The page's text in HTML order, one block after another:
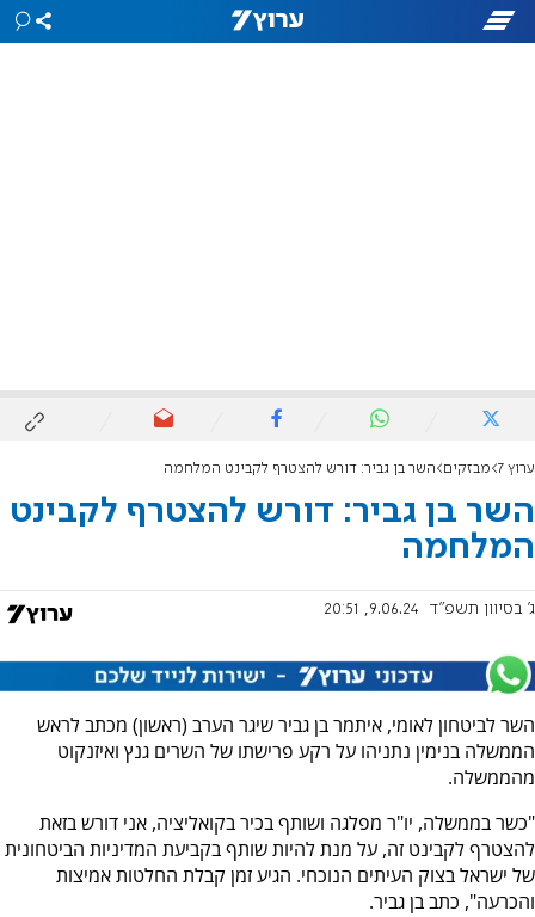
ערוץ 7 מבזקים השר בן גביר: דורש להצטרף לקבינט המלחמה
השר בן גביר: דורש להצטרף לקבינט
המלחמה
ג' בסיוון תשפ"ד 9.06.24, 20:51
השר לביטחון לאומי, איתמר בן גביר שיגר הערב (ראשון) מכתב לראש
הממשלה בנימין נתניהו על רקע פרישתו של השרים גנץ ואיזנקוט
מהממשלה.
"כשר בממשלה, יו"ר מפלגה ושותף בכיר בקואליציה, אני דורש בזאת
להצטרף לקבינט זה, על מנת להיות שותף בקביעת המדיניות הביטחונית
של ישראל בצוק העיתים הנוכחי. הגיע זמן קבלת החלטות אמיצות
והכרעה", כתב בן גביר.